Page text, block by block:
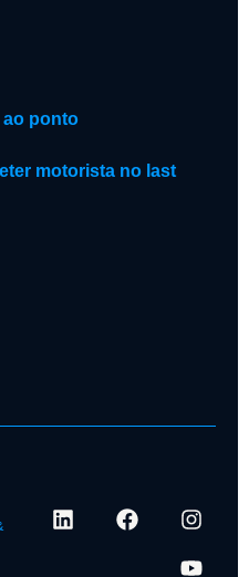
ao ponto
motorista no last